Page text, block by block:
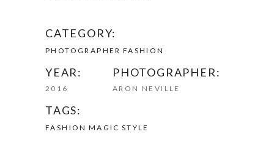
CATEGORY:
PHOTOGRAPHER FASHION
YEAR:
2016
PHOTOGRAPHER:
ARON NEVILLE
TAGS:
FASHION MAGIC STYLE